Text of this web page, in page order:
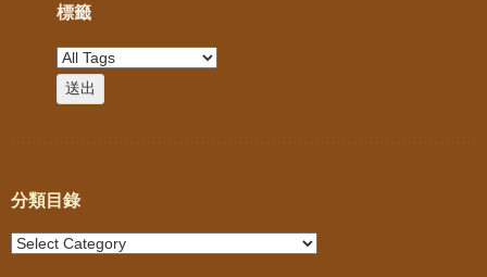
標籤
分類目錄